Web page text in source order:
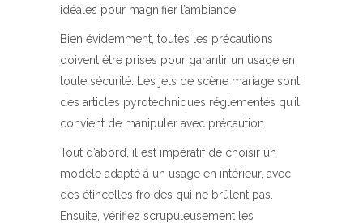
idéales pour magnifier l’ambiance.
Bien évidemment, toutes les précautions
doivent être prises pour garantir un usage en
toute sécurité. Les jets de scène mariage sont
des articles pyrotechniques réglementés qu’il
convient de manipuler avec précaution.
Tout d’abord, il est impératif de choisir un
modèle adapté à un usage en intérieur, avec
des étincelles froides qui ne brûlent pas.
Ensuite, vérifiez scrupuleusement les